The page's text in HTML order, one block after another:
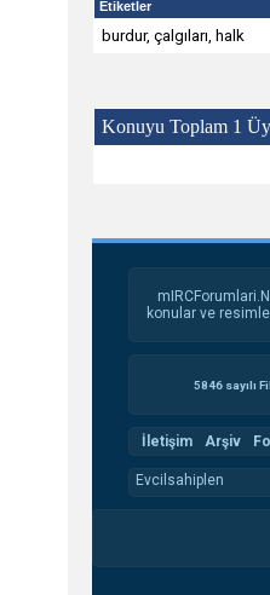
Etiketler
burdur, çalgıları, halk
Konuyu Toplam 1
konular ve
5846 sayılı
İletişim Arşiv
Evcilsahiplen